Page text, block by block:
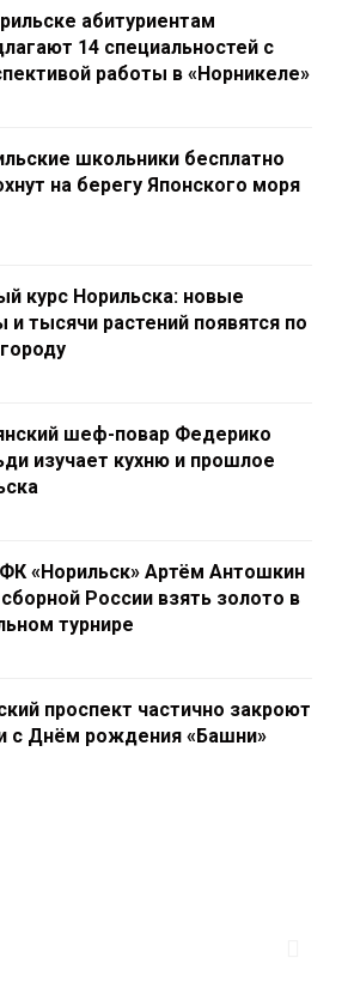
абитуриентам
14 специальностей с
работы в «Норникеле»
школьники бесплатно
на берегу Японского моря
курс Норильска: новые
и тысячи растений появятся по
шеф-повар Федерико
изучает кухню и прошлое
«Норильск» Артём Антошкин
России взять золото в
турнире
проспект частично закроют
с Днём рождения «Башни»